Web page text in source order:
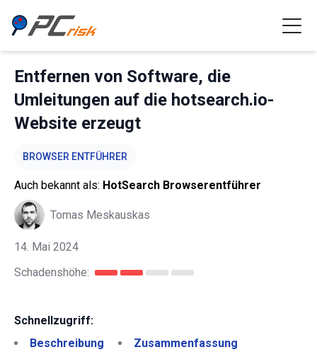
Entfernen von Software, die
Umleitungen auf die hotsearch.io-
Website erzeugt
BROWSER ENTFÜHRER
Auch bekannt als: HotSearch Browserentführer
Tomas Meskauskas
14. Mai 2024
Schadenshöhe:
Schnellzugriff:
Beschreibung
Zusammenfassung